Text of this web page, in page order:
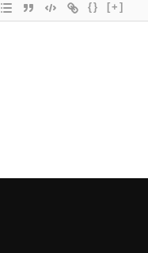
{} [+]